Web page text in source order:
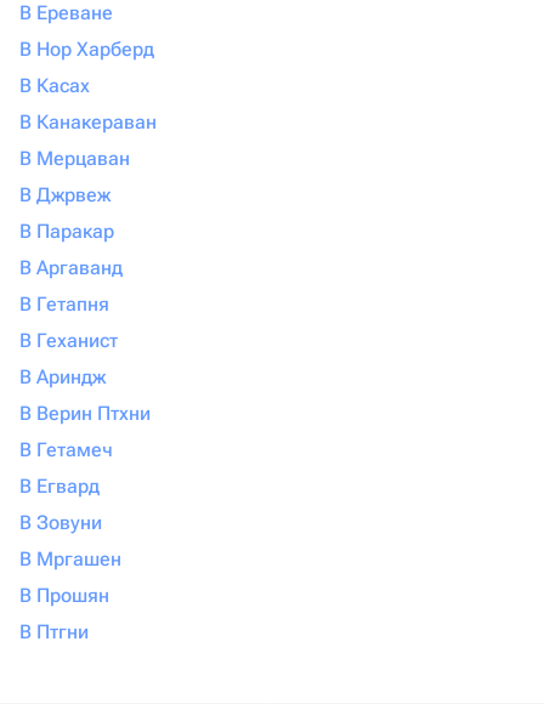
В Ереване
В Нор Харберд
В Касах
В Канакераван
В Мерцаван
В Джрвеж
В Паракар
В Аргаванд
В Гетапня
В Геханист
В Ариндж
В Верин Птхни
В Гетамеч
В Егвард
В Зовуни
В Мргашен
В Прошян
В Птгни